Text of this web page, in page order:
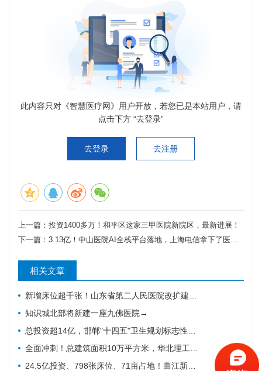
此内容只对《智慧医疗网》用户开放，若您已是本站用户，请
点击下方 “去登录”
去登录 去注册
上一篇： 投资1400多万！和平区这家三甲医院新院区，最新进展！
下一篇： 3.13亿！中山医院AI全栈平台落地，上海电信拿下了医疗数字化的“入场船票”
相关文章
新增床位超千张！山东省第二人民医院改扩建项目全力推进，地上主体施工倒计时
知识城北部将新建一座九佛医院→
总投资超14亿，邯郸"十四五"卫生规划标志性工程迎施工方落地
全面冲刺！总建筑面积10万平方米，华北理工大学附属医院花海院区一期工程加速成型
24.5亿投资、798张床位、71亩占地！曲江新区医院的"最后一公里"冲刺